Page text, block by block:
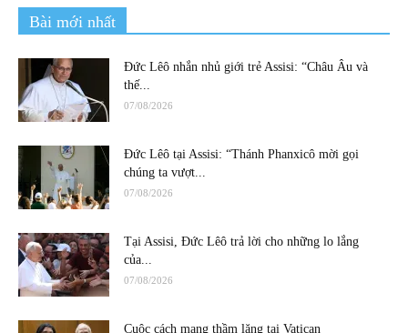
Bài mới nhất
Đức Lêô nhắn nhủ giới trẻ Assisi: “Châu Âu và
thế...
07/08/2026
Đức Lêô tại Assisi: “Thánh Phanxicô mời gọi
chúng ta vượt...
07/08/2026
Tại Assisi, Đức Lêô trả lời cho những lo lắng
của...
07/08/2026
Cuộc cách mạng thầm lặng tại Vatican